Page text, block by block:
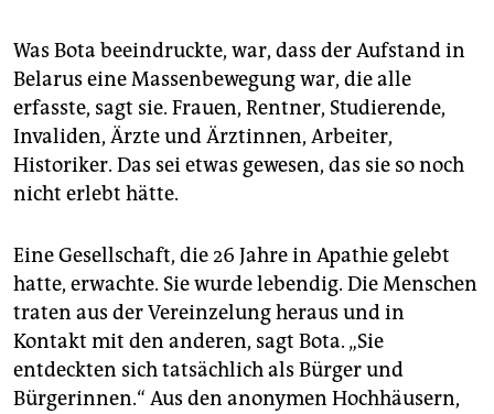
Was Bota beeindruckte, war, dass der Aufstand in
Belarus eine Massenbewegung war, die alle
erfasste, sagt sie. Frauen, Rentner, Studierende,
Invaliden, Ärzte und Ärztinnen, Arbeiter,
Historiker. Das sei etwas gewesen, das sie so noch
nicht erlebt hätte.
Eine Gesellschaft, die 26 Jahre in Apathie gelebt
hatte, erwachte. Sie wurde lebendig. Die Menschen
traten aus der Vereinzelung heraus und in
Kontakt mit den anderen, sagt Bota. „Sie
entdeckten sich tatsächlich als Bürger und
Bürgerinnen.“ Aus den anonymen Hochhäusern,